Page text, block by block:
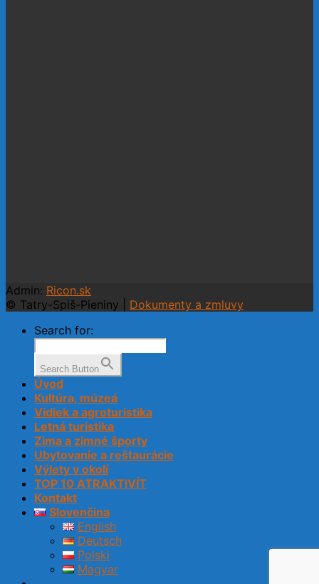
Admin: Ricon.sk
© Tatry-Spiš-Pieniny | Dokumenty a zmluvy
Search for:
Search Button
Úvod
Kultúra, múzeá
Vidiek a agroturistika
Letná turistika
Zima a zimné športy
Ubytovanie a reštaurácie
Výlety v okolí
TOP 10 ATRAKTIVÍT
Kontakt
Slovenčina
English
Deutsch
Polski
Magyar